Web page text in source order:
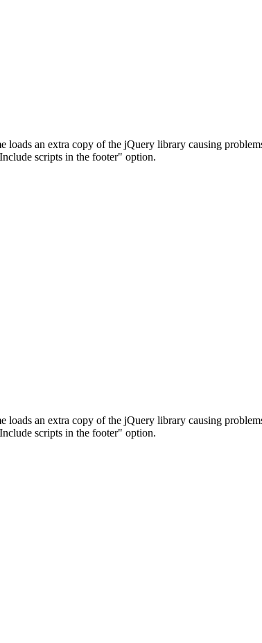
loads an extra copy of the jQuery library causing
scripts in the footer" option.
loads an extra copy of the jQuery library causing
scripts in the footer" option.